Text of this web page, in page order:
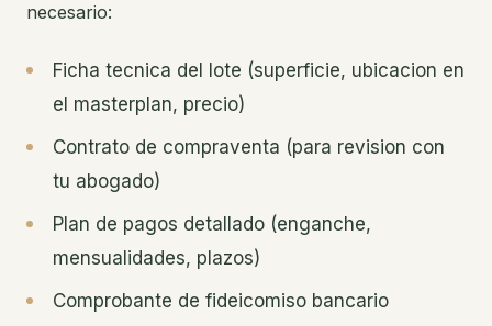
necesario:
Ficha tecnica del lote (superficie, ubicacion en
el masterplan, precio)
Contrato de compraventa (para revision con
tu abogado)
Plan de pagos detallado (enganche,
mensualidades, plazos)
Comprobante de fideicomiso bancario